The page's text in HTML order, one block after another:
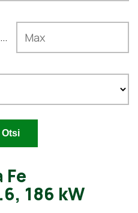
...